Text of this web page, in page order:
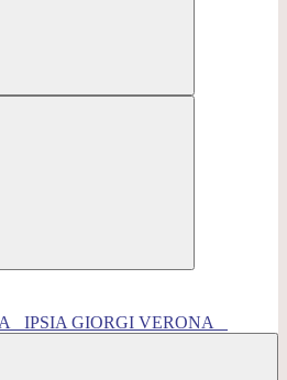
IPSIA GIORGI VERONA